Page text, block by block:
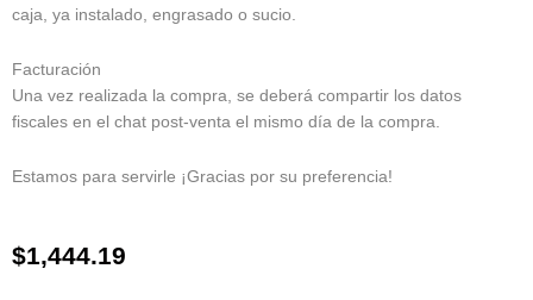
caja, ya instalado, engrasado o sucio.
Facturación
Una vez realizada la compra, se deberá compartir los datos
fiscales en el chat post-venta el mismo día de la compra.
Estamos para servirle ¡Gracias por su preferencia!
$1,444.19